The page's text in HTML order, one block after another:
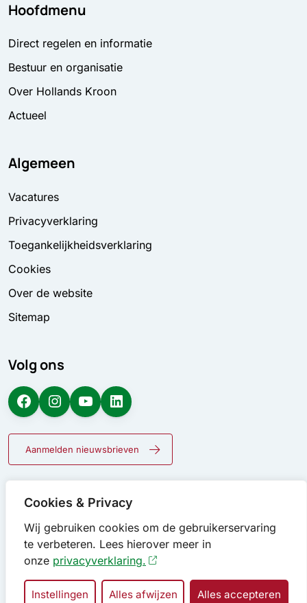
Cookies & Privacy
Wij gebruiken cookies om de gebruikerservaring
te verbeteren. Lees hierover meer in
onze privacyverklaring.
Instellingen Alles afwijzen Alles accepteren
Hoofdmenu
Direct regelen en informatie
Bestuur en organisatie
Over Hollands Kroon
Actueel
Algemeen
Vacatures
Privacyverklaring
Toegankelijkheidsverklaring
Cookies
Over de website
Sitemap
Volg ons
Facebook Instagram YouTube LinkedIn
Aanmelden nieuwsbrieven